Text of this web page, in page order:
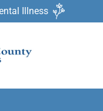
Illness